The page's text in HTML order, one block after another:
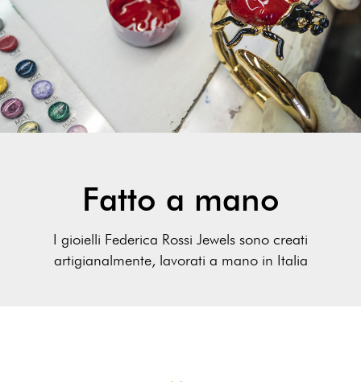
Fatto a mano
I gioielli Federica Rossi Jewels sono creati
artigianalmente, lavorati a mano in Italia